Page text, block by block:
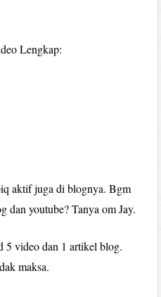
Lengkap:
aktif juga di blognya. Bgm
dan youtube? Tanya om Jay.
5 video dan 1 artikel blog.
maksa.